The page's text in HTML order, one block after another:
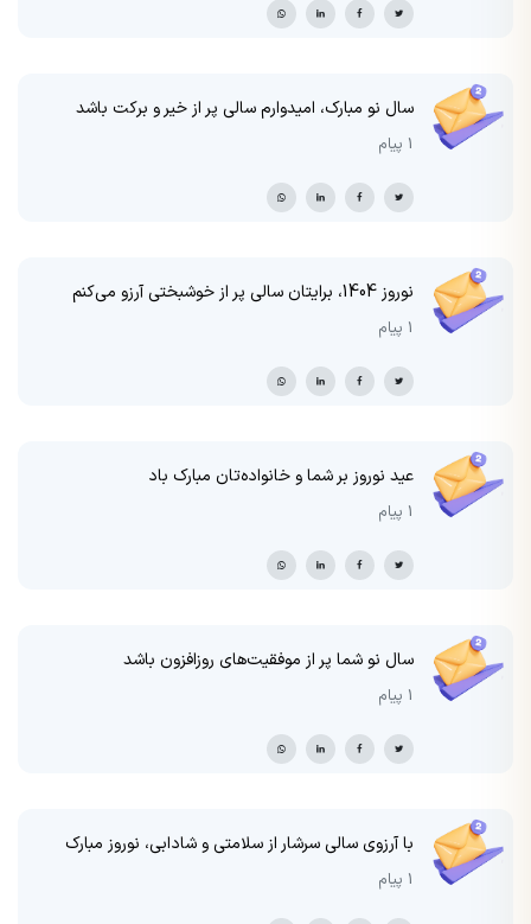
سال نو مبارک، امیدوارم سالی پر از خیر و برکت باشد
1 پیام
نوروز 1404، برایتان سالی پر از خوشبختی آرزو می‌کنم
1 پیام
عید نوروز بر شما و خانواده‌تان مبارک باد
1 پیام
سال نو شما پر از موفقیت‌های روزافزون باشد
1 پیام
با آرزوی سالی سرشار از سلامتی و شادابی، نوروز مبارک
1 پیام